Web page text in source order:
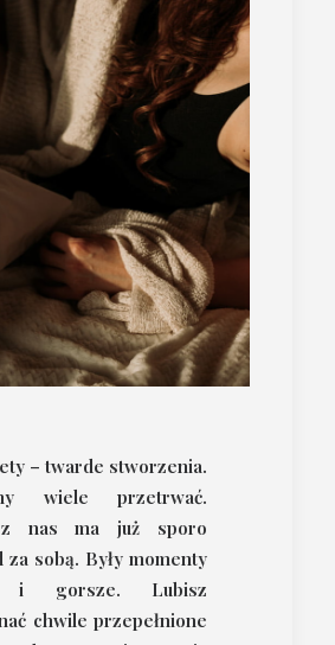
– twarde stworzenia.
wiele przetrwać.
z nas ma już sporo
sobą. Były momenty
i gorsze. Lubisz
chwile przepełnione